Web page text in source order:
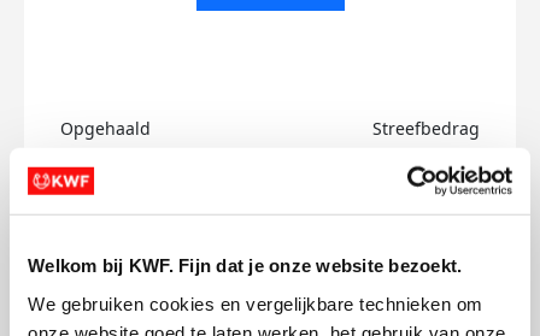
Welkom bij KWF. Fijn dat je onze website bezoekt.
We gebruiken cookies en vergelijkbare technieken om
Opgehaald
€0
Streefbedrag
€500
Jorinde's badges